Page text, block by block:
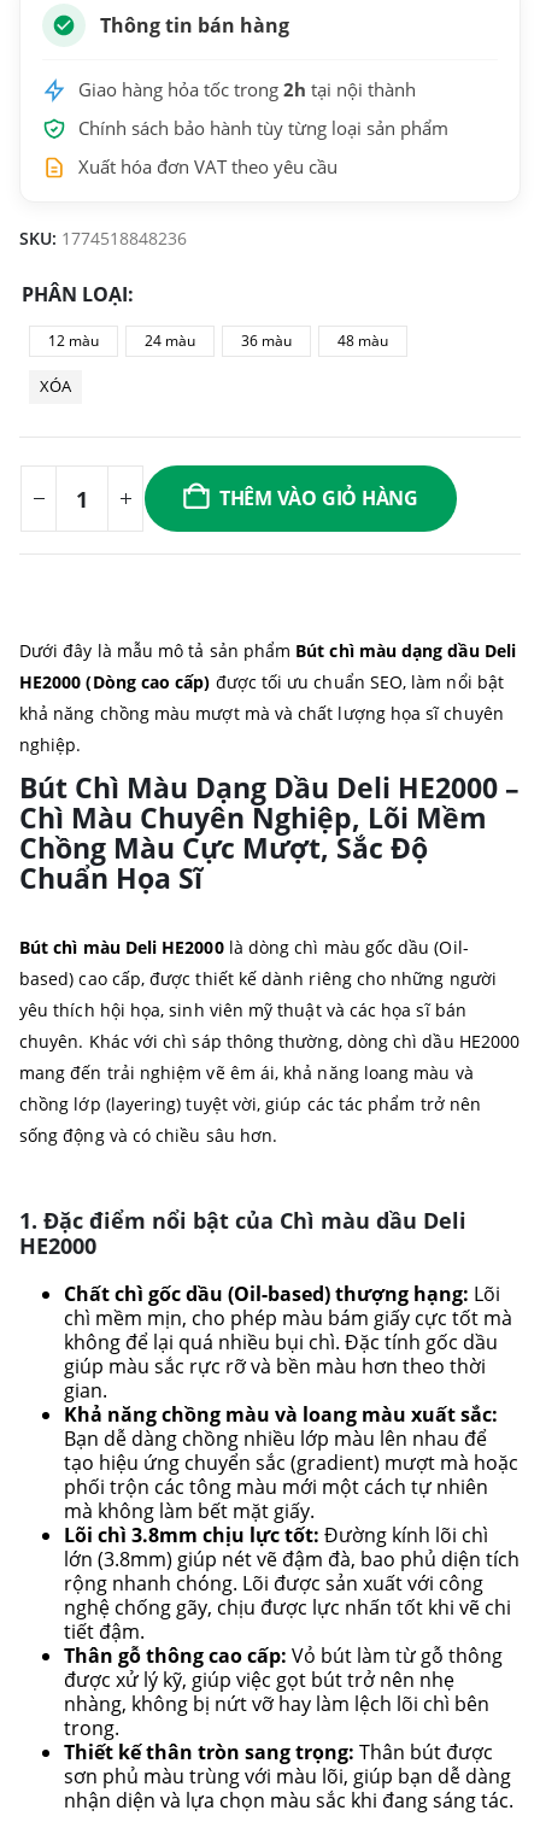
40.000 ₫
đến
145.000 ₫
Thông tin bán hàng
Giao hàng hỏa tốc trong 2h tại nội thành
Chính sách bảo hành tùy từng loại sản phẩm
Xuất hóa đơn VAT theo yêu cầu
SKU: 1774518848236
PHÂN LOẠI
12 màu 24 màu 36 màu 48 màu
XÓA
THÊM VÀO GIỎ HÀNG
Dưới đây là mẫu mô tả sản phẩm Bút chì màu dạng dầu Deli
HE2000 (Dòng cao cấp) được tối ưu chuẩn SEO, làm nổi bật
khả năng chồng màu mượt mà và chất lượng họa sĩ chuyên
nghiệp.
Bút Chì Màu Dạng Dầu Deli HE2000 –
Chì Màu Chuyên Nghiệp, Lõi Mềm
Chồng Màu Cực Mượt, Sắc Độ
Chuẩn Họa Sĩ
Bút chì màu Deli HE2000là dòng chì màu gốc dầu (Oil-
based) cao cấp, được thiết kế dành riêng cho những người
yêu thích hội họa, sinh viên mỹ thuật và các họa sĩ bán
chuyên. Khác với chì sáp thông thường, dòng chì dầu HE2000
mang đến trải nghiệm vẽ êm ái, khả năng loang màu và
chồng lớp (layering) tuyệt vời, giúp các tác phẩm trở nên
sống động và có chiều sâu hơn.
1. Đặc điểm nổi bật của Chì màu dầu Deli
HE2000
Chất chì gốc dầu (Oil-based) thượng hạng: Lõi
chì mềm mịn, cho phép màu bám giấy cực tốt mà
không để lại quá nhiều bụi chì. Đặc tính gốc dầu
giúp màu sắc rực rỡ và bền màu hơn theo thời
gian.
Khả năng chồng màu và loang màu xuất sắc:
Bạn dễ dàng chồng nhiều lớp màu lên nhau để
tạo hiệu ứng chuyển sắc (gradient) mượt mà hoặc
phối trộn các tông màu mới một cách tự nhiên
mà không làm bết mặt giấy.
Lõi chì 3.8mm chịu lực tốt: Đường kính lõi chì
lớn (3.8mm) giúp nét vẽ đậm đà, bao phủ diện tích
rộng nhanh chóng. Lõi được sản xuất với công
nghệ chống gãy, chịu được lực nhấn tốt khi vẽ chi
tiết đậm.
Thân gỗ thông cao cấp: Vỏ bút làm từ gỗ thông
được xử lý kỹ, giúp việc gọt bút trở nên nhẹ
nhàng, không bị nứt vỡ hay làm lệch lõi chì bên
trong.
Thiết kế thân tròn sang trọng: Thân bút được
sơn phủ màu trùng với màu lõi, giúp bạn dễ dàng
nhận diện và lựa chọn màu sắc khi đang sáng tác.